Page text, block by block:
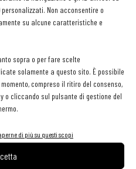
Non acconsentire o
su alcune caratteristiche e
sopra o per fare scelte
solamente a questo sito. È possibile
compreso il ritiro del consenso,
o cliccando sul pulsante di gestione del
di più su questi scopi
finali dei gruppi di lavoro
e comunità
giugno sarà dedicata al
Mediterranea e comunità